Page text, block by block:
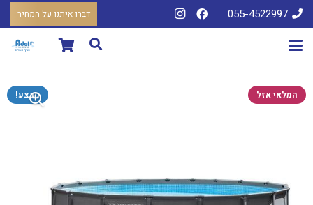
055-4522997 דברו איתנו על המחיר
מבצע! המלאי אזל